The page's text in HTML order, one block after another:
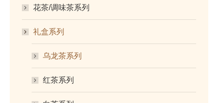
花茶/调味茶系列
礼盒系列
乌龙茶系列
红茶系列